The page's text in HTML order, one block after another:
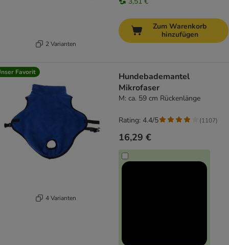
2 Varianten
Zum Warenkorb
hinzufügen
Favorit
4 Varianten
Hundebademantel
Mikrofaser
M: ca. 59 cm Rückenlänge
16,29 €
Rating: 4.4/5 (1107)